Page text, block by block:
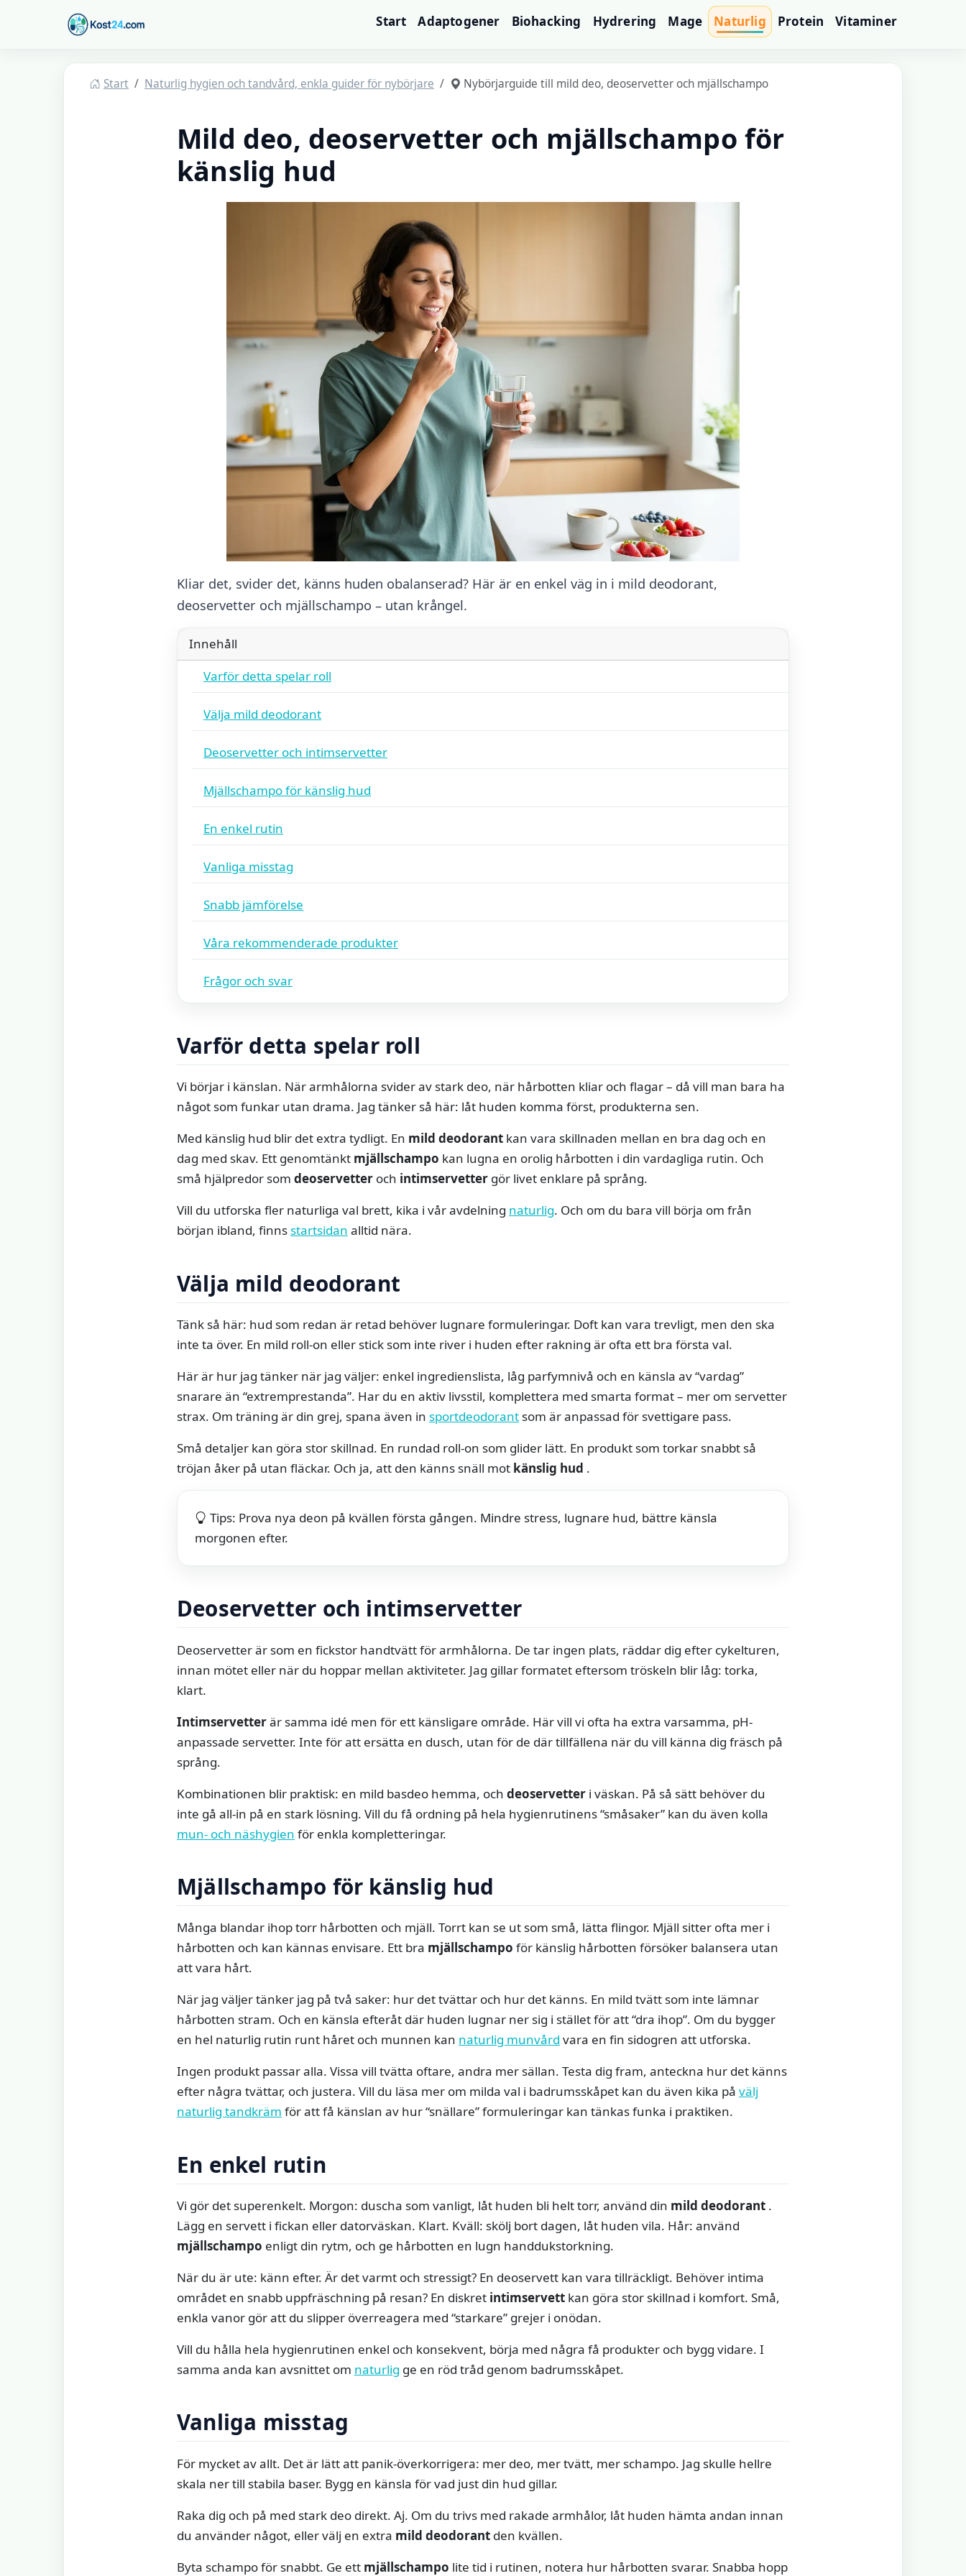
Hoppa till huvudinnehåll
Kost24
Start Adaptogener Biohacking Hydrering Mage Naturlig Protein Vitaminer
Start Naturlig hygien och tandvård, enkla guider för nybörjare Nybörjarguide till mild deo, deoservetter och mjällschampo
Mild deo, deoservetter och mjällschampo för
känslig hud
Kliar det, svider det, känns huden obalanserad? Här är en enkel väg in i mild deodorant,
deoservetter och mjällschampo – utan krångel.
Innehåll
Varför detta spelar roll
Välja mild deodorant
Deoservetter och intimservetter
Mjällschampo för känslig hud
En enkel rutin
Vanliga misstag
Snabb jämförelse
Våra rekommenderade produkter
Frågor och svar
Varför detta spelar roll
Vi börjar i känslan. När armhålorna svider av stark deo, när hårbotten kliar och flagar – då vill man bara ha
något som funkar utan drama. Jag tänker så här: låt huden komma först, produkterna sen.
Med känslig hud blir det extra tydligt. En mild deodorant kan vara skillnaden mellan en bra dag och en
dag med skav. Ett genomtänkt mjällschampo kan lugna en orolig hårbotten i din vardagliga rutin. Och
små hjälpredor som deoservetter och intimservetter gör livet enklare på språng.
Vill du utforska fler naturliga val brett, kika i vår avdelning naturlig. Och om du bara vill börja om från
början ibland, finnsstartsidan alltid nära.
Välja mild deodorant
Tänk så här: hud som redan är retad behöver lugnare formuleringar. Doft kan vara trevligt, men den ska
inte ta över. En mild roll-on eller stick som inte river i huden efter rakning är ofta ett bra första val.
Här är hur jag tänker när jag väljer: enkel ingredienslista, låg parfymnivå och en känsla av “vardag”
snarare än “extremprestanda”. Har du en aktiv livsstil, komplettera med smarta format – mer om servetter
strax. Om träning är din grej, spana även in sportdeodorant som är anpassad för svettigare pass.
Små detaljer kan göra stor skillnad. En rundad roll-on som glider lätt. En produkt som torkar snabbt så
tröjan åker på utan fläckar. Och ja, att den känns snäll mot känslig hud .
Tips: Prova nya deon på kvällen första gången. Mindre stress, lugnare hud, bättre känsla
morgonen efter.
Deoservetter och intimservetter
Deoservetter är som en fickstor handtvätt för armhålorna. De tar ingen plats, räddar dig efter cykelturen,
innan mötet eller när du hoppar mellan aktiviteter. Jag gillar formatet eftersom tröskeln blir låg: torka,
klart.
Intimservetterär samma idé men för ett känsligare område. Här vill vi ofta ha extra varsamma, pH-
anpassade servetter. Inte för att ersätta en dusch, utan för de där tillfällena när du vill känna dig fräsch på
språng.
Kombinationen blir praktisk: en mild basdeo hemma, och deoservetter i väskan. På så sätt behöver du
inte gå all-in på en stark lösning. Vill du få ordning på hela hygienrutinens “småsaker” kan du även kolla
mun- och näshygien för enkla kompletteringar.
Mjällschampo för känslig hud
Många blandar ihop torr hårbotten och mjäll. Torrt kan se ut som små, lätta flingor. Mjäll sitter ofta mer i
hårbotten och kan kännas envisare. Ett bra mjällschampo för känslig hårbotten försöker balansera utan
att vara hårt.
När jag väljer tänker jag på två saker: hur det tvättar och hur det känns. En mild tvätt som inte lämnar
hårbotten stram. Och en känsla efteråt där huden lugnar ner sig i stället för att “dra ihop”. Om du bygger
en hel naturlig rutin runt håret och munnen kan naturlig munvård vara en fin sidogren att utforska.
Ingen produkt passar alla. Vissa vill tvätta oftare, andra mer sällan. Testa dig fram, anteckna hur det känns
efter några tvättar, och justera. Vill du läsa mer om milda val i badrumsskåpet kan du även kika på välj
naturlig tandkräm för att få känslan av hur “snällare” formuleringar kan tänkas funka i praktiken.
En enkel rutin
Vi gör det superenkelt. Morgon: duscha som vanligt, låt huden bli helt torr, använd din mild deodorant .
Lägg en servett i fickan eller datorväskan. Klart. Kväll: skölj bort dagen, låt huden vila. Hår: använd
mjällschampo enligt din rytm, och ge hårbotten en lugn handdukstorkning.
När du är ute: känn efter. Är det varmt och stressigt? En deoservett kan vara tillräckligt. Behöver intima
området en snabb uppfräschning på resan? En diskret intimservett kan göra stor skillnad i komfort. Små,
enkla vanor gör att du slipper överreagera med “starkare” grejer i onödan.
Vill du hålla hela hygienrutinen enkel och konsekvent, börja med några få produkter och bygg vidare. I
samma anda kan avsnittet om naturlig ge en röd tråd genom badrumsskåpet.
Vanliga misstag
För mycket av allt. Det är lätt att panik-överkorrigera: mer deo, mer tvätt, mer schampo. Jag skulle hellre
skala ner till stabila baser. Bygg en känsla för vad just din hud gillar.
Raka dig och på med stark deo direkt. Aj. Om du trivs med rakade armhålor, låt huden hämta andan innan
du använder något, eller välj en extra mild deodorant den kvällen.
Byta schampo för snabbt. Ge ett mjällschampo lite tid i rutinen, notera hur hårbotten svarar. Snabba hopp